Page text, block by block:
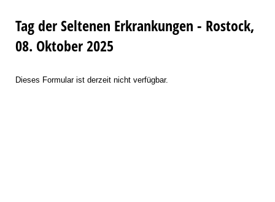
Tag der Seltenen Erkrankungen - Rostock,
08. Oktober 2025
Dieses Formular ist derzeit nicht verfügbar.